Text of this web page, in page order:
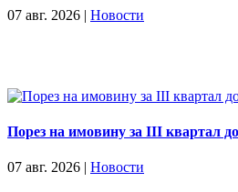
07 авг. 2026 | Новости
Порез на имовину за III квартал
07 авг. 2026 | Новости